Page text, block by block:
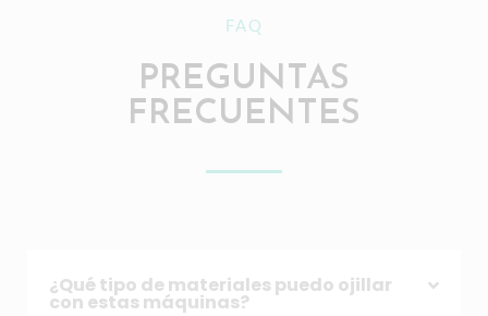
FAQ
PREGUNTAS
FRECUENTES
¿Qué tipo de materiales puedo ojillar
con estas máquinas?